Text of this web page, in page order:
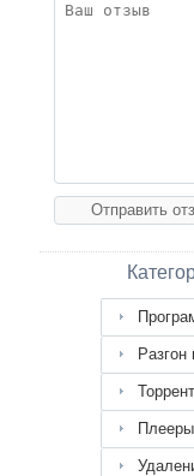
Разгон
Плееры